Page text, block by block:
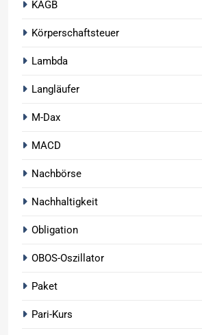
KAGB
Körperschaftsteuer
Lambda
Langläufer
M-Dax
MACD
Nachbörse
Nachhaltigkeit
Obligation
OBOS-Oszillator
Paket
Pari-Kurs